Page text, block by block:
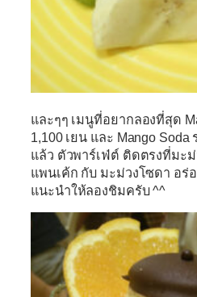
และๆๆ เมนูที่อยากลองที่สุด
1,100 เยน และ Mango
แล้ว ตัวพาร์เฟ่ต์ ติดตรงที่มะ
แพนเค้ก กับ มะม่วงโซดา อร่
แนะนำให้ลองชิมครับ ^^